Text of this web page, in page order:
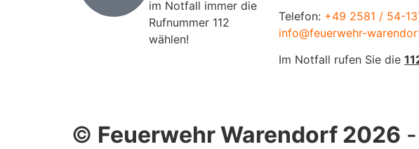
im Notfall immer die
Rufnummer 112
wählen!
Telefon: +49 2581 / 54-
info@feuerwehr-
Im Notfall rufen Sie die
© Feuerwehr Warendorf 2026